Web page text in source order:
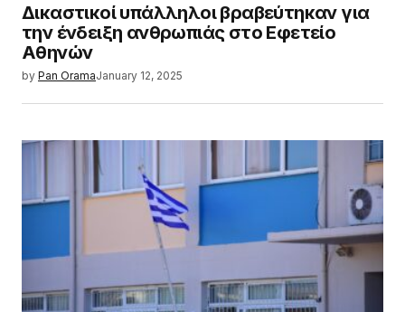
Δικαστικοί υπάλληλοι βραβεύτηκαν για
την ένδειξη ανθρωπιάς στο Εφετείο
Αθηνών
by Pan OramaJanuary 12, 2025